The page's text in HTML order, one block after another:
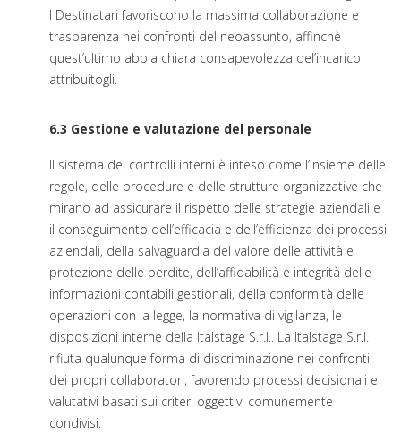
I Destinatari favoriscono la massima collaborazione e
trasparenza nei confronti del neoassunto, affinchè
quest’ultimo abbia chiara consapevolezza del’incarico
attribuitogli.
6.3 Gestione e valutazione del personale
Il sistema dei controlli interni è inteso come l’insieme delle
regole, delle procedure e delle strutture organizzative che
mirano ad assicurare il rispetto delle strategie aziendali e
il conseguimento dell’efficacia e dell’efficienza dei processi
aziendali, della salvaguardia del valore delle attività e
protezione delle perdite, dell’affidabilità e integrità delle
informazioni contabili gestionali, della conformità delle
operazioni con la legge, la normativa di vigilanza, le
disposizioni interne della Italstage S.r.l.. La Italstage S.r.l.
rifiuta qualunque forma di discriminazione nei confronti
dei propri collaboratori, favorendo processi decisionali e
valutativi basati sui criteri oggettivi comunemente
condivisi.